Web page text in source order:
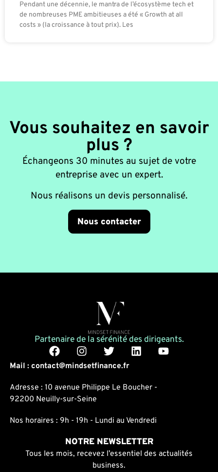
Pendant une décennie, le mantra de l’écosystème tech et
de nombreuses PME ambitieuses a été « Growth at all
costs » (la croissance à tout prix). Les
Vous souhaitez en savoir
plus ?
Échangeons 30 minutes au sujet de votre
entreprise avec un expert.
Nous réalisons un devis personnalisé.
Nous contacter
Partenaire de la sérénité des dirigeants.
Mail : contact@mindsetfinance.fr
Adresse : 10 avenue Philippe Le Boucher -
92200 Neuilly-sur-Seine
Nos horaires : 9h - 19h - Lundi au Vendredi
NOTRE NEWSLETTER
Tous les mois, recevez l’essentiel des actualités
business.